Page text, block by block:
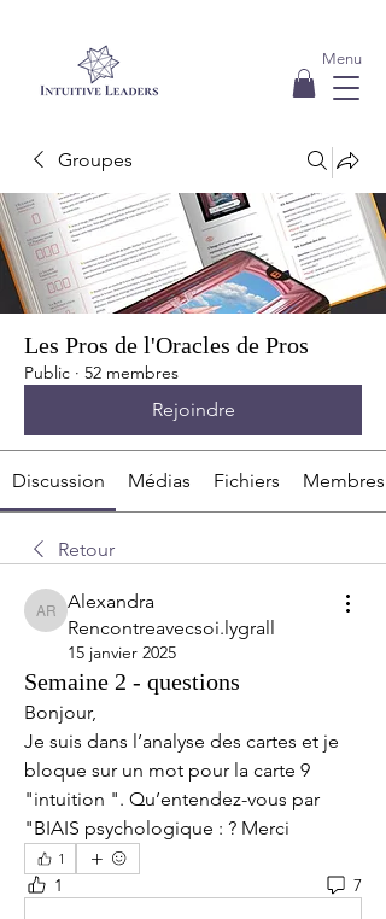
Menu
Groupes
Les Pros de l'Oracles de Pros
Public · 52 membres
Rejoindre
Discussion Médias Fichiers Membres
Retour
Alexandra Rencontreavecsoi.lygrall
Alexandra
Rencontreavecsoi.lygrall
15 janvier 2025
Semaine 2 - questions
Bonjour,
Je suis dans l’analyse des cartes et je
bloque sur un mot pour la carte 9
"intuition ". Qu’entendez-vous par
"BIAIS psychologique : ? Merci
1
1 7